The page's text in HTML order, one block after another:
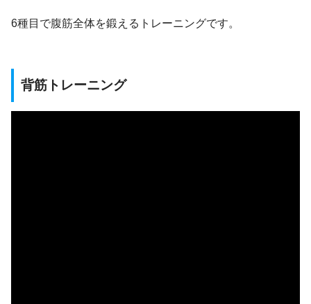
6種目で腹筋全体を鍛えるトレーニングです。
背筋トレーニング